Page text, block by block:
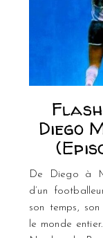
Diego
De Diego à
d’un
son temps,
le monde